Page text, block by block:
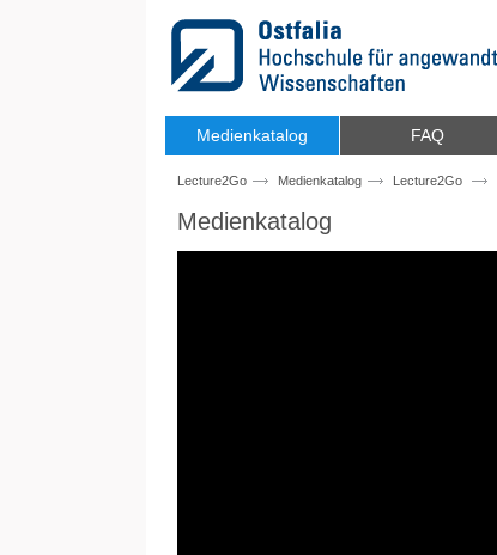
Medienkatalog FAQ
Lecture2Go Medienkatalog Lecture2Go
Medienkatalog